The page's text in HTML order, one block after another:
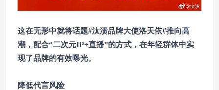
这在无形中就将话题#汰渍品牌大使洛天依#推向高
潮，配合“二次元IP+直播”的方式，在年轻群体中实
现了品牌的有效曝光。
降低代言风险